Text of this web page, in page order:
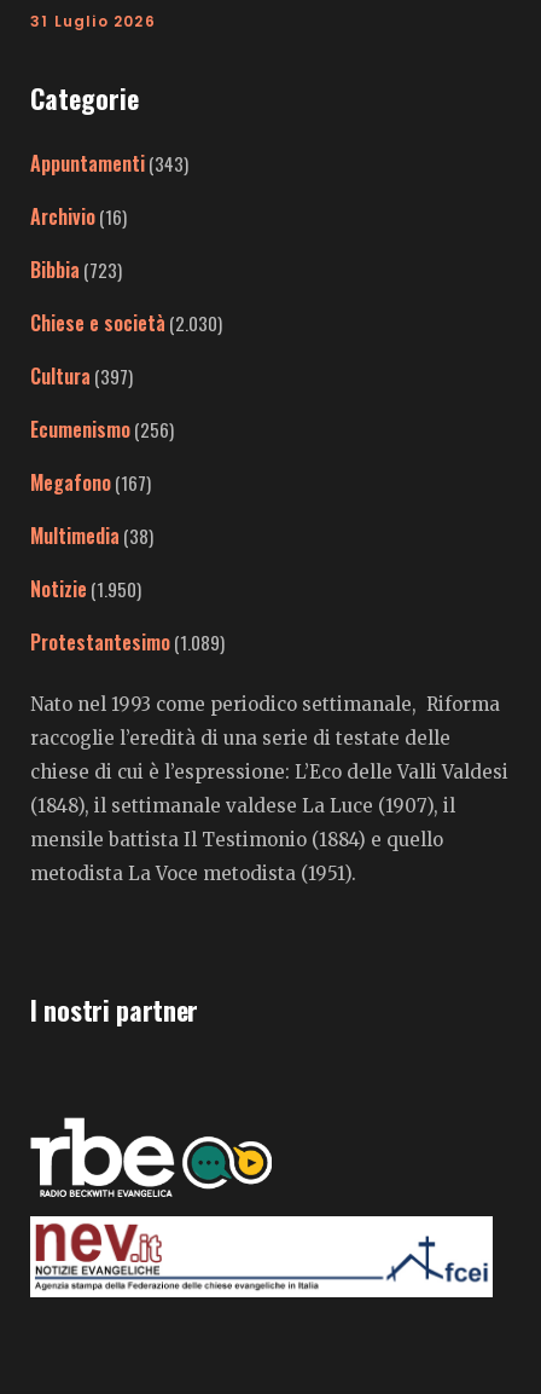
31 Luglio 2026
Categorie
Appuntamenti(343)
Archivio(16)
Bibbia (723)
Chiese e società (2.030)
Cultura (397)
Ecumenismo(256)
Megafono(167)
Multimedia (38)
Notizie (1.950)
Protestantesimo(1.089)
Nato nel 1993 come periodico settimanale, Riforma
raccoglie l’eredità di una serie di testate delle
chiese di cui è l’espressione: L’Eco delle Valli Valdesi
(1848), il settimanale valdese La Luce (1907), il
mensile battista Il Testimonio (1884) e quello
metodista La Voce metodista (1951).
I nostri partner